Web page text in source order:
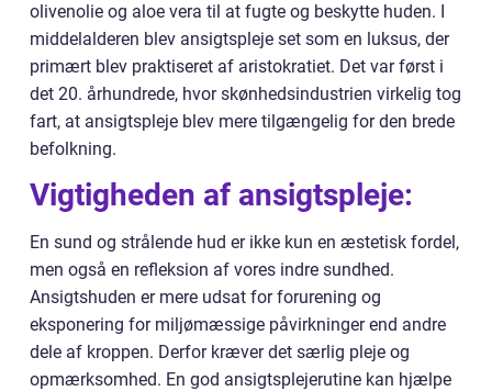
olivenolie og aloe vera til at fugte og beskytte huden. I
middelalderen blev ansigtspleje set som en luksus, der
primært blev praktiseret af aristokratiet. Det var først i
det 20. århundrede, hvor skønhedsindustrien virkelig tog
fart, at ansigtspleje blev mere tilgængelig for den brede
befolkning.
Vigtigheden af ansigtspleje:
En sund og strålende hud er ikke kun en æstetisk fordel,
men også en refleksion af vores indre sundhed.
Ansigtshuden er mere udsat for forurening og
eksponering for miljømæssige påvirkninger end andre
dele af kroppen. Derfor kræver det særlig pleje og
opmærksomhed. En god ansigtsplejerutine kan hjælpe